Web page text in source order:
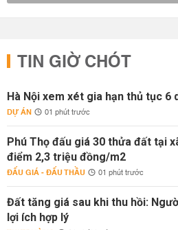
TIN GIỜ CHÓT
Hà Nội xem xét gia hạn thủ tục 6
DỰ ÁN 01 phút trước
Phú Thọ đấu giá 30 thửa đất tại
điểm 2,3 triệu đồng/m2
ĐẤU GIÁ - ĐẤU THẦU 01 phút trước
Đất tăng giá sau khi thu hồi:
lợi ích hợp lý